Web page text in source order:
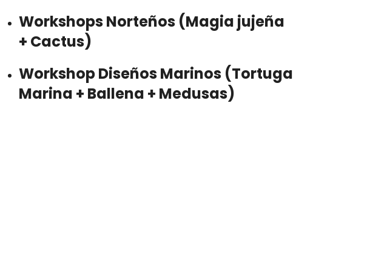
Workshops Norteños (Magia jujeña
+ Cactus)
Workshop Diseños Marinos (Tortuga
Marina + Ballena + Medusas)